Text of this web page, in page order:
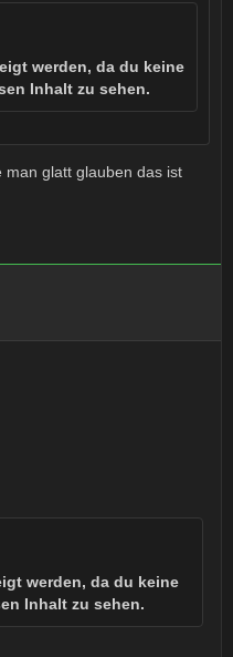
werden, da du keine
Inhalt zu sehen.
glatt glauben das ist
werden, da du keine
Inhalt zu sehen.